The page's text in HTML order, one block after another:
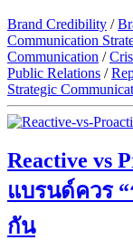
Brand Credibility /
Communication
Communication /
Public Relations /
Strategic
Reactive vs
แบรนด์ควร “
กัน